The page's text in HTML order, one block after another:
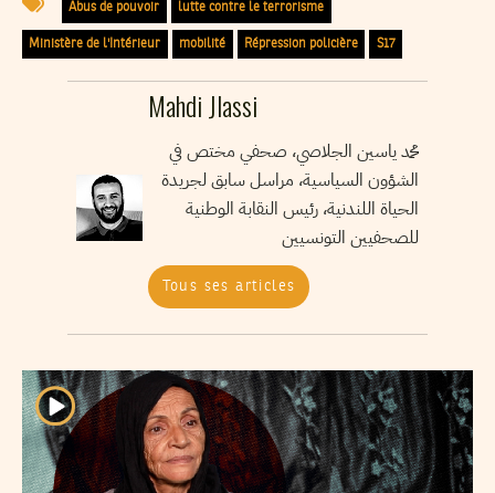
Abus de pouvoir lutte contre le terrorisme
Ministère de l'Intérieur mobilité Répression policière S17
Mahdi Jlassi
محمد ياسين الجلاصي، صحفي مختص في
الشؤون السياسية، مراسل سابق لجريدة
الحياة اللندنية، رئيس النقابة الوطنية
للصحفيين التونسيين
Tous ses articles